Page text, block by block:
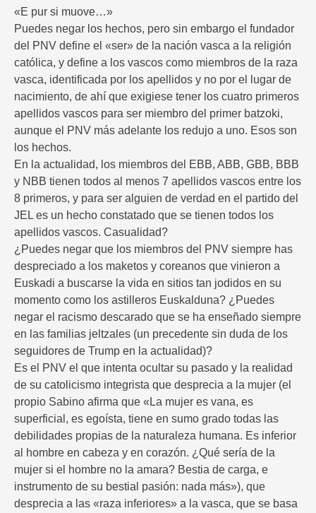
«E pur si muove…»
Puedes negar los hechos, pero sin embargo el fundador
del PNV define el «ser» de la nación vasca a la religión
católica, y define a los vascos como miembros de la raza
vasca, identificada por los apellidos y no por el lugar de
nacimiento, de ahí que exigiese tener los cuatro primeros
apellidos vascos para ser miembro del primer batzoki,
aunque el PNV más adelante los redujo a uno. Esos son
los hechos.
En la actualidad, los miembros del EBB, ABB, GBB, BBB
y NBB tienen todos al menos 7 apellidos vascos entre los
8 primeros, y para ser alguien de verdad en el partido del
JEL es un hecho constatado que se tienen todos los
apellidos vascos. Casualidad?
¿Puedes negar que los miembros del PNV siempre has
despreciado a los maketos y coreanos que vinieron a
Euskadi a buscarse la vida en sitios tan jodidos en su
momento como los astilleros Euskalduna? ¿Puedes
negar el racismo descarado que se ha enseñado siempre
en las familias jeltzales (un precedente sin duda de los
seguidores de Trump en la actualidad)?
Es el PNV el que intenta ocultar su pasado y la realidad
de su catolicismo integrista que desprecia a la mujer (el
propio Sabino afirma que «La mujer es vana, es
superficial, es egoísta, tiene en sumo grado todas las
debilidades propias de la naturaleza humana. Es inferior
al hombre en cabeza y en corazón. ¿Qué sería de la
mujer si el hombre no la amara? Bestia de carga, e
instrumento de su bestial pasión: nada más»), que
desprecia a las «raza inferiores» a la vasca, que se basa